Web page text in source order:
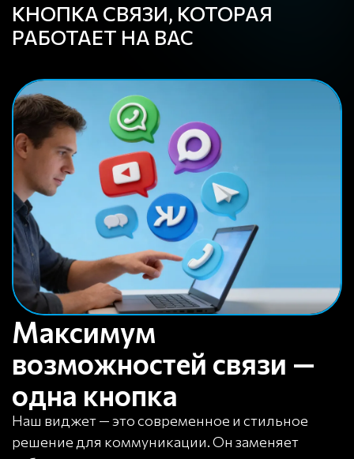
КНОПКА СВЯЗИ, КОТОРАЯ
РАБОТАЕТ НА ВАС
Максимум
возможностей связи —
одна кнопка
Наш виджет — это современное и стильное
решение для коммуникации. Он заменяет